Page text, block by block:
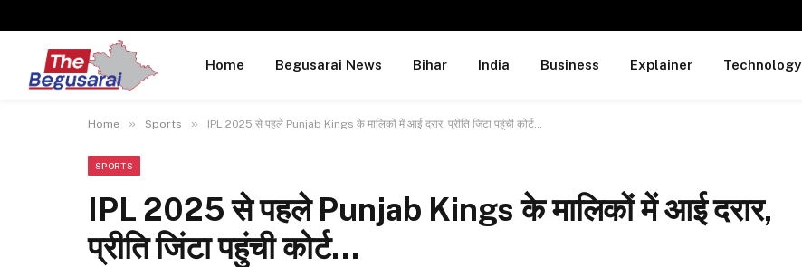
Home Begusarai News Bihar India Business Explainer Technology
Home » Sports » IPL 2025 से पहले Punjab Kings के मालिकों में आई दरार, प्रीति जिंटा पहुंची कोर्ट…
SPORTS
IPL 2025 से पहले Punjab Kings के मालिकों में आई दरार,
प्रीति जिंटा पहुंची कोर्ट…